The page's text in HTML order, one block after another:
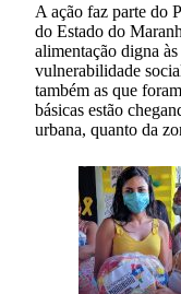
A ação faz parte do
do Estado do
alimentação digna
vulnerabilidade
também as que
básicas estão
urbana, quanto da